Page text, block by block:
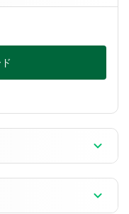
クが音を変えるわ
は、リストのブロ
ます: